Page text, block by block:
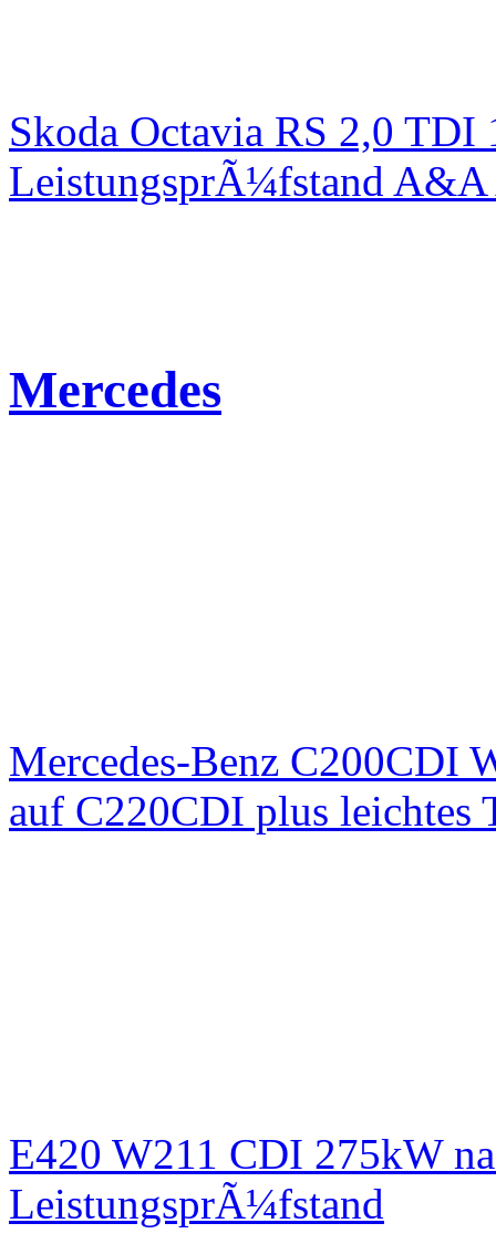
Skoda Octavia RS 2,0
LeistungsprÃ¼fstand
Mercedes
Mercedes-Benz C200CDI
auf C220CDI plus
E420 W211 CDI 275kW
LeistungsprÃ¼fstand